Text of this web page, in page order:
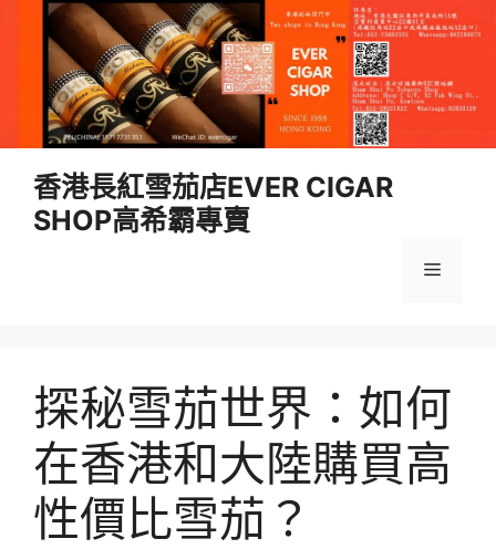
香港長紅雪茄店EVER CIGAR
SHOP高希霸專賣
選
探秘雪茄世界：如何
在香港和大陸購買高
性價比雪茄？